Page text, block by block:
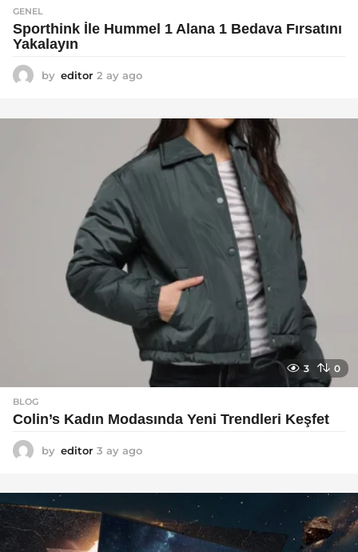
GENEL
Sporthink İle Hummel 1 Alana 1 Bedava Fırsatını
Yakalayın
by editor 2 ay ago
a
g
o
3 0
BLOG
Colin’s Kadın Modasında Yeni Trendleri Keşfet
by editor 3 ay ago
a
o